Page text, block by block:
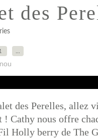
des
des Perelles, allez
Cathy nous offre
Holly berry de The